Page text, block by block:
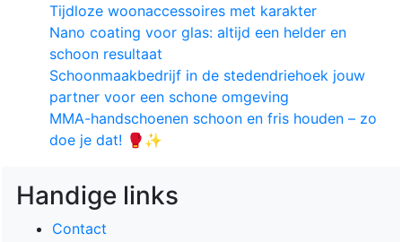
Tijdloze woonaccessoires met karakter
Nano coating voor glas: altijd een helder en
schoon resultaat
Schoonmaakbedrijf in de stedendriehoek jouw
partner voor een schone omgeving
MMA-handschoenen schoon en fris houden – zo
doe je dat! 🥊✨
Handige links
Contact